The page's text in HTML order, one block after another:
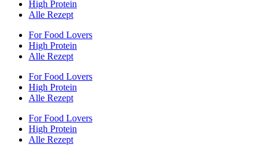
High Protein
Alle Rezept
For Food Lovers
High Protein
Alle Rezept
For Food Lovers
High Protein
Alle Rezept
For Food Lovers
High Protein
Alle Rezept